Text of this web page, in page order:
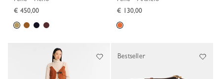
€ 450,00
€ 130,00
Bestseller